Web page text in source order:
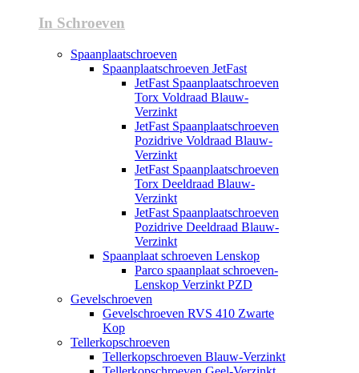
In Schroeven
Spaanplaatschroeven
Spaanplaatschroeven JetFast
JetFast Spaanplaatschroeven
Torx Voldraad Blauw-
Verzinkt
JetFast Spaanplaatschroeven
Pozidrive Voldraad Blauw-
Verzinkt
JetFast Spaanplaatschroeven
Torx Deeldraad Blauw-
Verzinkt
JetFast Spaanplaatschroeven
Pozidrive Deeldraad Blauw-
Verzinkt
Spaanplaat schroeven Lenskop
Parco spaanplaat schroeven-
Lenskop Verzinkt PZD
Gevelschroeven
Gevelschroeven RVS 410 Zwarte
Kop
Tellerkopschroeven
Tellerkopschroeven Blauw-Verzinkt